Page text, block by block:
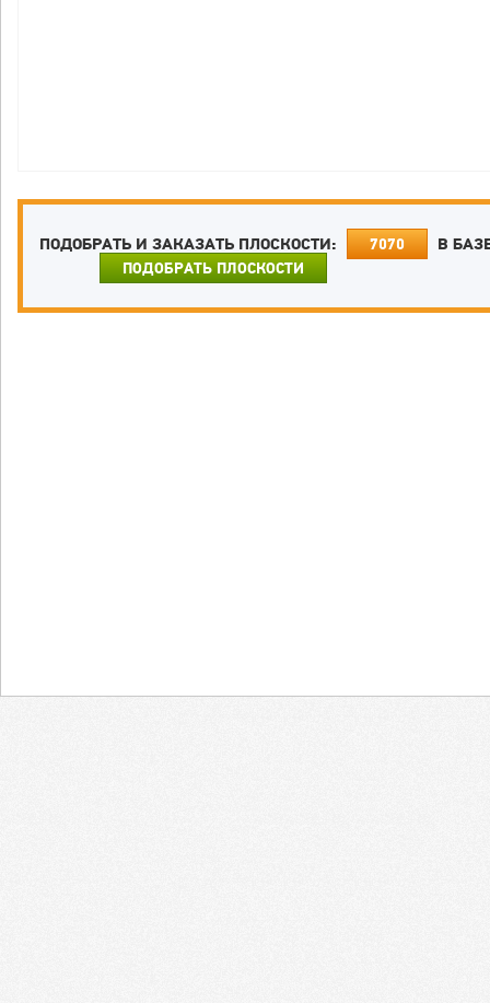
ПОДОБРАТЬ И ЗАКАЗАТЬ ПЛОСКОСТИ: 7070 В
ПОДОБРАТЬ ПЛОСКОСТИ